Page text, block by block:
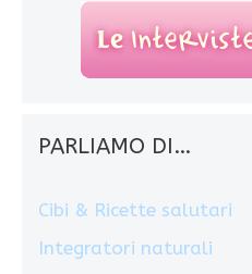
PARLIAMO DI…
Cibi & Ricette salutari
Integratori naturali